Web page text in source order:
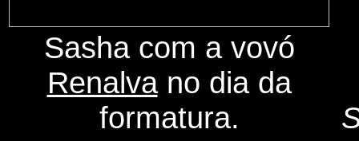
Sasha com a vovó
Renalvano dia da
formatura.